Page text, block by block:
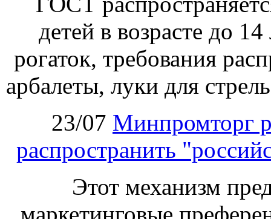
детей в возрасте до
рогаток, требования
арбалеты, луки для
23/07 Минпромторг
распространить
Этот механизм
маркетинговые